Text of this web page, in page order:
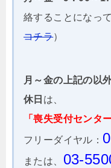
絡することになっ
コチラ）
月～金の上記の以
休日 は、
「喪失受付センター
フリーダイヤル：
または、 03-